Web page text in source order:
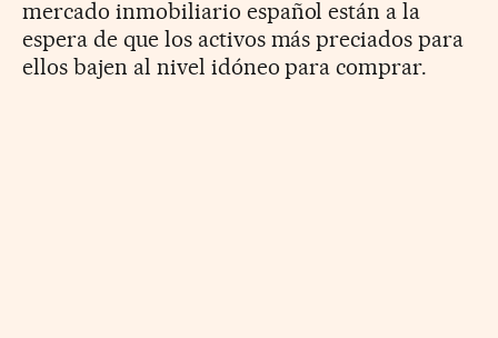
mercado inmobiliario español están a la
espera de que los activos más preciados para
ellos bajen al nivel idóneo para comprar.